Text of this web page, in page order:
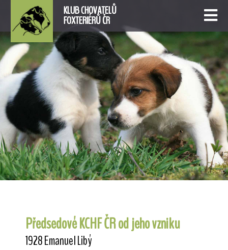
KLUB CHOVATELŮ
FOXTERIÉRŮ ČR
Předsedové KCHF ČR od jeho vzniku
1928 Emanuel Libý